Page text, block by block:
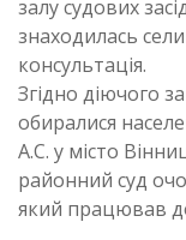
залу судових
знаходилась
консультація.
Згідно діючого
обиралися
А.С. у місто
районний суд
який працював